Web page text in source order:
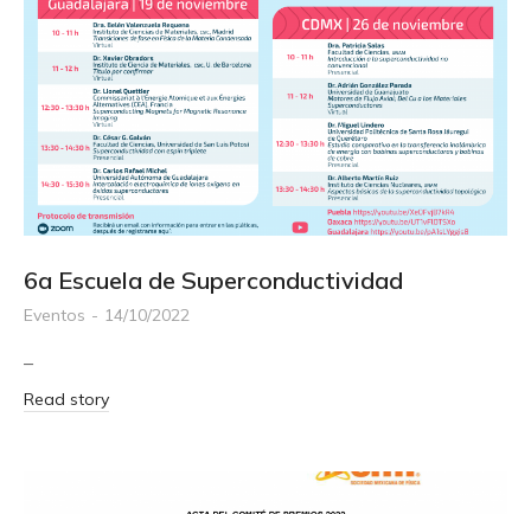
6a Escuela de Superconductividad
Eventos 14/10/2022
–
Read story